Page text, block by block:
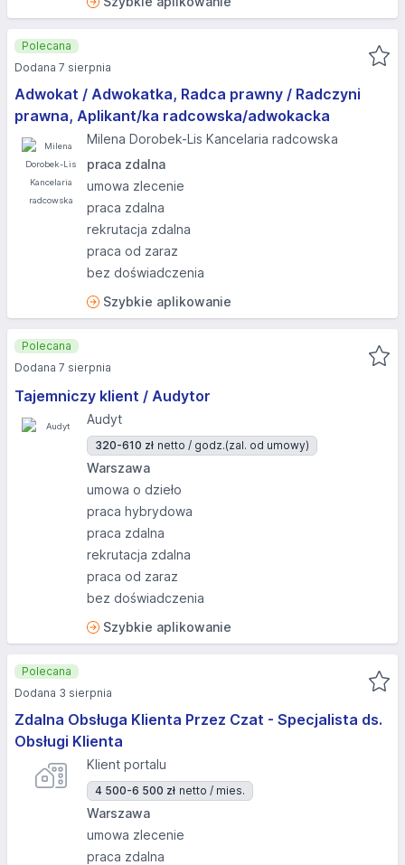
Adwokat / Adwokatka, Radca prawny / Radczyni
prawna, Aplikant/ka radcowska/adwokacka
Milena Dorobek-Lis Kancelaria radcowska
praca zdalna
umowa zlecenie
praca zdalna
rekrutacja zdalna
praca od zaraz
bez doświadczenia
Szybkie aplikowanie
Polecana
Dodana 7 sierpnia
Tajemniczy klient / Audytor
Audyt
320-610 zł netto / godz.(zal. od umowy)
Warszawa
umowa o dzieło
praca hybrydowa
praca zdalna
rekrutacja zdalna
praca od zaraz
bez doświadczenia
Szybkie aplikowanie
Polecana
Dodana 7 sierpnia
Zdalna Obsługa Klienta Przez Czat - Specjalista ds.
Obsługi Klienta
Klient portalu
4 500-6 500 zł netto / mies.
Warszawa
umowa zlecenie
praca zdalna
Polecana
Dodana 3 sierpnia